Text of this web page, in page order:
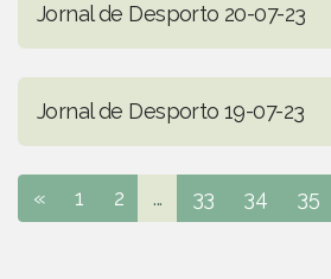
Jornal de Desporto 20-07-23
Jornal de Desporto 19-07-23
« 1 2 ... 33 34 35